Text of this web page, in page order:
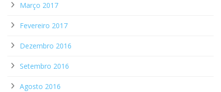
Março 2017
Fevereiro 2017
Dezembro 2016
Setembro 2016
Agosto 2016